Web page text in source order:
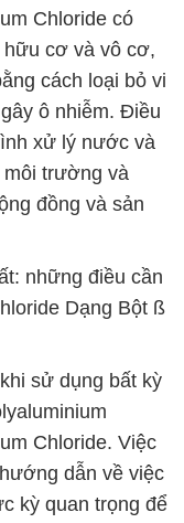
Chloride có
hữu cơ và vô cơ,
cách loại bỏ vi
ô nhiễm. Điều
xử lý nước và
trường và
đồng và sản
những điều cần
Dạng Bột ß
sử dụng bất kỳ
Chloride. Việc
dẫn về việc
kỳ quan trọng để